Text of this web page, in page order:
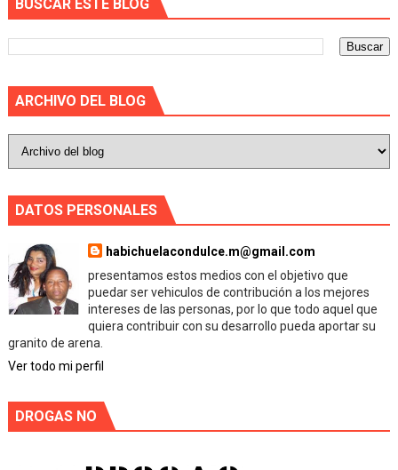
BUSCAR ESTE BLOG
ARCHIVO DEL BLOG
DATOS PERSONALES
habichuelacondulce.m@gmail.com
presentamos estos medios con el objetivo que
puedar ser vehiculos de contribución a los mejores
intereses de las personas, por lo que todo aquel que
quiera contribuir con su desarrollo pueda aportar su
granito de arena.
Ver todo mi perfil
DROGAS NO